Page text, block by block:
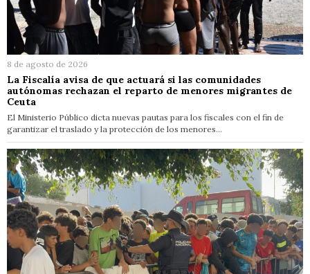
8 de agosto de 2026
La Fiscalía avisa de que actuará si las comunidades
autónomas rechazan el reparto de menores migrantes de
Ceuta
El Ministerio Público dicta nuevas pautas para los fiscales con el fin de
garantizar el traslado y la protección de los menores…